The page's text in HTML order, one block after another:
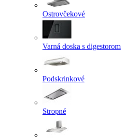
Ostrovčekové
Varná doska s digestorom
Podskrinkové
Stropné